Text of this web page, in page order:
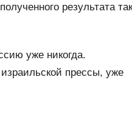
результата так
уже никогда.
прессы, уже